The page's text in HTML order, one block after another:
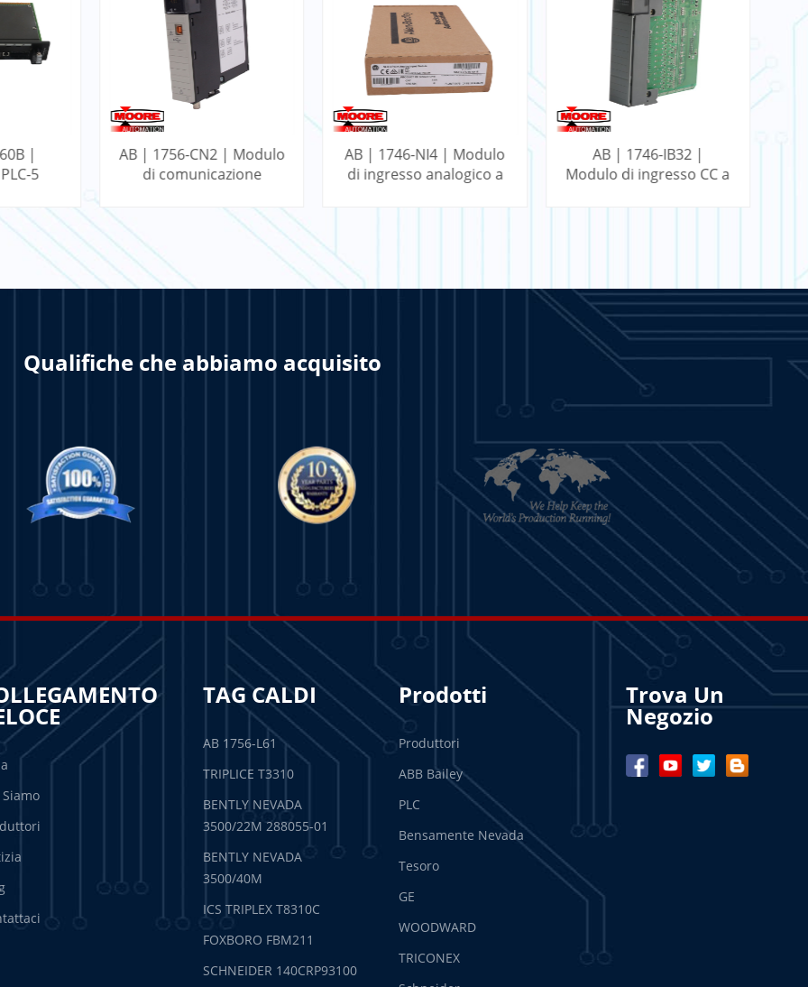
|
5
AB | 1756-CN2 | Modulo
di comunicazione
PIÙ
AB | 1746-NI4 | Modulo
di ingresso analogico a
AB | 1746-IB32 |
Modulo di ingresso CC a
PER SAPERNE DI
Qualifiche che abbiamo acquisito
TAG CALDI
AB 1756-L61
TRIPLICE T3310
BENTLY NEVADA
3500/22M 288055-01
BENTLY NEVADA
3500/40M
ICS TRIPLEX T8310C
FOXBORO FBM211
SCHNEIDER 140CRP93100
Prodotti
Produttori
ABB Bailey
PLC
Bensamente Nevada
Tesoro
GE
WOODWARD
TRICONEX
Trova Un
Negozio